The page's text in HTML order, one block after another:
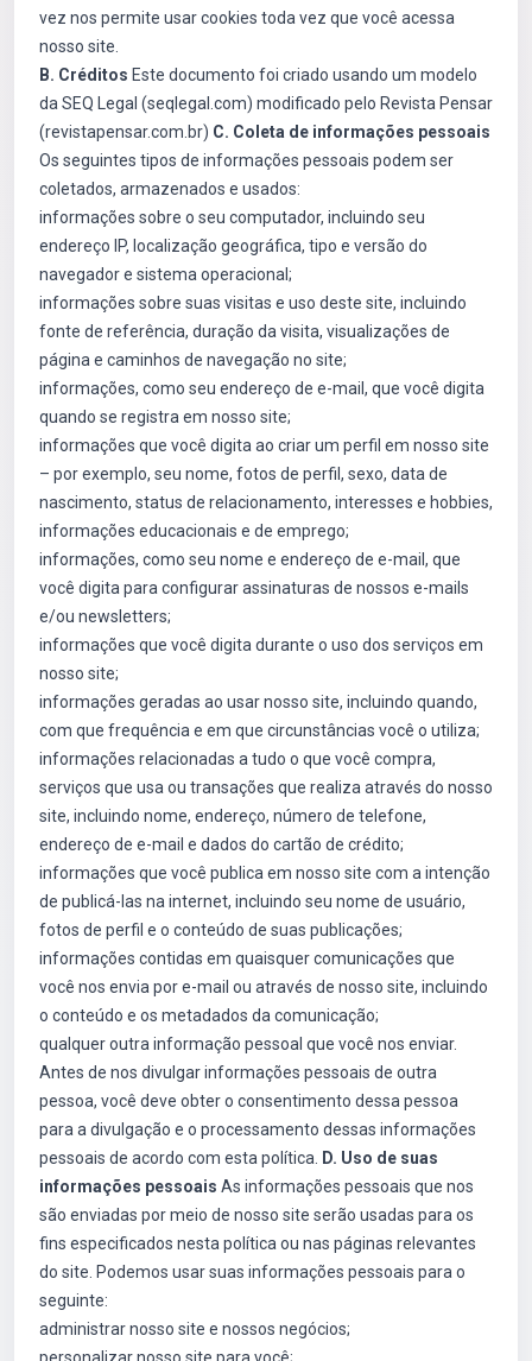
vez nos permite usar cookies toda vez que você acessa
nosso site.
B. Créditos Este documento foi criado usando um modelo
da SEQ Legal (seqlegal.com) modificado pelo Revista Pensar
(revistapensar.com.br) C. Coleta de informações pessoais
Os seguintes tipos de informações pessoais podem ser
coletados, armazenados e usados:
informações sobre o seu computador, incluindo seu
endereço IP, localização geográfica, tipo e versão do
navegador e sistema operacional;
informações sobre suas visitas e uso deste site, incluindo
fonte de referência, duração da visita, visualizações de
página e caminhos de navegação no site;
informações, como seu endereço de e-mail, que você digita
quando se registra em nosso site;
informações que você digita ao criar um perfil em nosso site
– por exemplo, seu nome, fotos de perfil, sexo, data de
nascimento, status de relacionamento, interesses e hobbies,
informações educacionais e de emprego;
informações, como seu nome e endereço de e-mail, que
você digita para configurar assinaturas de nossos e-mails
e/ou newsletters;
informações que você digita durante o uso dos serviços em
nosso site;
informações geradas ao usar nosso site, incluindo quando,
com que frequência e em que circunstâncias você o utiliza;
informações relacionadas a tudo o que você compra,
serviços que usa ou transações que realiza através do nosso
site, incluindo nome, endereço, número de telefone,
endereço de e-mail e dados do cartão de crédito;
informações que você publica em nosso site com a intenção
de publicá-las na internet, incluindo seu nome de usuário,
fotos de perfil e o conteúdo de suas publicações;
informações contidas em quaisquer comunicações que
você nos envia por e-mail ou através de nosso site, incluindo
o conteúdo e os metadados da comunicação;
qualquer outra informação pessoal que você nos enviar.
Antes de nos divulgar informações pessoais de outra
pessoa, você deve obter o consentimento dessa pessoa
para a divulgação e o processamento dessas informações
pessoais de acordo com esta política.
D. Uso de suas
informações pessoais As informações pessoais que nos
são enviadas por meio de nosso site serão usadas para os
fins especificados nesta política ou nas páginas relevantes
do site. Podemos usar suas informações pessoais para o
seguinte:
administrar nosso site e nossos negócios;